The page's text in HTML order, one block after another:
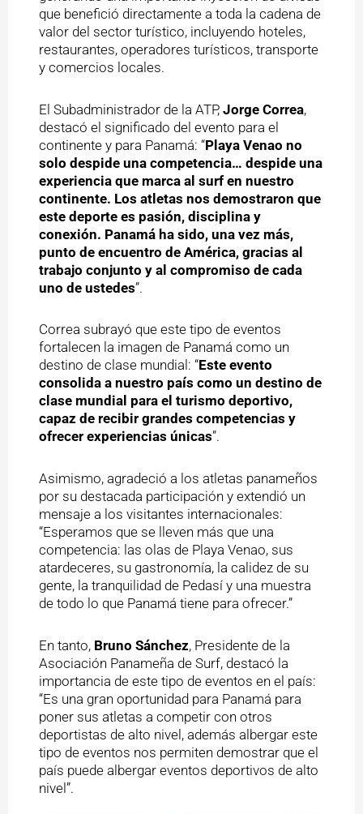
que benefició directamente a toda la cadena de
valor del sector turístico, incluyendo hoteles,
restaurantes, operadores turísticos, transporte
y comercios locales.
El Subadministrador de la ATP, Jorge Correa,
destacó el significado del evento para el
continente y para Panamá: “Playa Venao no
solo despide una competencia… despide una
experiencia que marca al surf en nuestro
continente. Los atletas nos demostraron que
este deporte es pasión, disciplina y
conexión. Panamá ha sido, una vez más,
punto de encuentro de América, gracias al
trabajo conjunto y al compromiso de cada
uno de ustedes”.
Correa subrayó que este tipo de eventos
fortalecen la imagen de Panamá como un
destino de clase mundial: “Este evento
consolida a nuestro país como un destino de
clase mundial para el turismo deportivo,
capaz de recibir grandes competencias y
ofrecer experiencias únicas”.
Asimismo, agradeció a los atletas panameños
por su destacada participación y extendió un
mensaje a los visitantes internacionales:
“Esperamos que se lleven más que una
competencia: las olas de Playa Venao, sus
atardeceres, su gastronomía, la calidez de su
gente, la tranquilidad de Pedasí y una muestra
de todo lo que Panamá tiene para ofrecer.”
En tanto, Bruno Sánchez, Presidente de la
Asociación Panameña de Surf, destacó la
importancia de este tipo de eventos en el país:
“Es una gran oportunidad para Panamá para
poner sus atletas a competir con otros
deportistas de alto nivel, además albergar este
tipo de eventos nos permiten demostrar que el
país puede albergar eventos deportivos de alto
nivel”.